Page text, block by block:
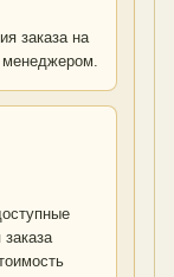
заказа на
менеджером.